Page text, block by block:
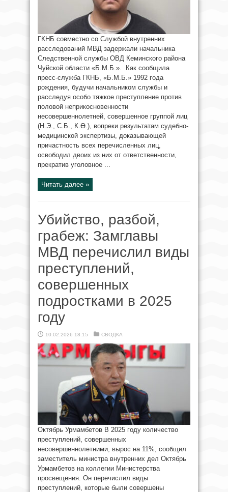
ГКНБ совместно со Службой внутренних
расследований МВД задержали начальника
Следственной службы ОВД Кеминского района
Чуйской области «Б.М.Б.». Как сообщила
пресс-служба ГКНБ, «Б.М.Б.» 1992 года
рождения, будучи начальником службы и
расследуя особо тяжкое преступление против
половой неприкосновенности
несовершеннолетней, совершенное группой лиц
(Н.Э., С.Б., К.Ө.), вопреки результатам судебно-
медицинской экспертизы, доказывающей
причастность всех перечисленных лиц,
освободил двоих из них от ответственности,
прекратив уголовное ...
Читать далее »
Убийство, разбой,
грабеж: Замглавы
МВД перечислил виды
преступлений,
совершенных
подростками в 2025
году
10.02.2026 18:15 СВОДКА
Октябрь Урмамбетов В 2025 году количество
преступлений, совершенных
несовершеннолетними, вырос на 11%, сообщил
заместитель министра внутренних дел Октябрь
Урмамбетов на коллегии Министерства
просвещения. Он перечислил виды
преступлений, которые были совершены